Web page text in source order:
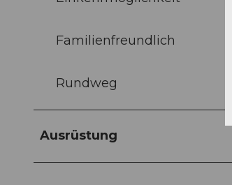
Familienfreundlich
Rundweg
Ausrüstung